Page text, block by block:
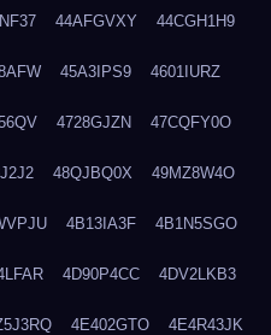
44AFGVXY 44CGH1H9
45A3IPS9 4601IURZ
4728GJZN 47CQFY0O
48QJBQ0X 49MZ8W4O
4B13IA3F 4B1N5SGO
4D90P4CC 4DV2LKB3
4E402GTO 4E4R43JK